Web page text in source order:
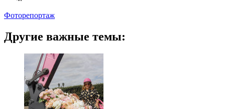
Фоторепортаж
Другие важные темы: